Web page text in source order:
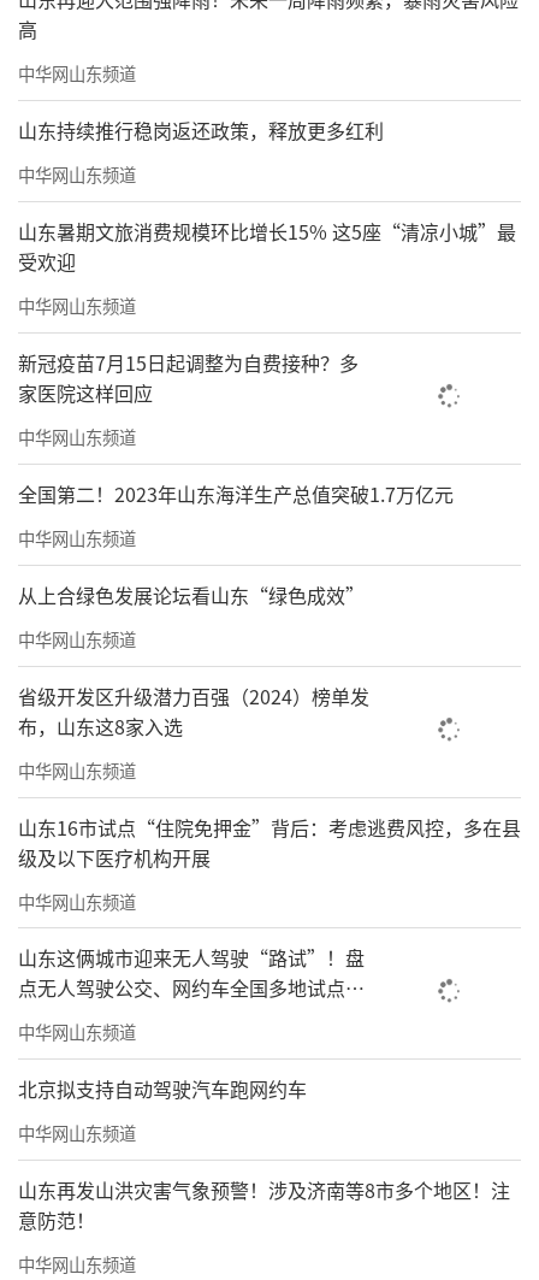
高
中华网山东频道
山东持续推行稳岗返还政策，释放更多红利
中华网山东频道
山东暑期文旅消费规模环比增长15% 这5座“清凉小城”最
受欢迎
中华网山东频道
新冠疫苗7月15日起调整为自费接种？多
家医院这样回应
中华网山东频道
全国第二！2023年山东海洋生产总值突破1.7万亿元
中华网山东频道
从上合绿色发展论坛看山东“绿色成效”
中华网山东频道
省级开发区升级潜力百强（2024）榜单发
布，山东这8家入选
中华网山东频道
山东16市试点“住院免押金”背后：考虑逃费风控，多在县
级及以下医疗机构开展
中华网山东频道
山东这俩城市迎来无人驾驶“路试”！盘
点无人驾驶公交、网约车全国多地试点之
路
中华网山东频道
北京拟支持自动驾驶汽车跑网约车
中华网山东频道
山东再发山洪灾害气象预警！涉及济南等8市多个地区！注
意防范！
中华网山东频道